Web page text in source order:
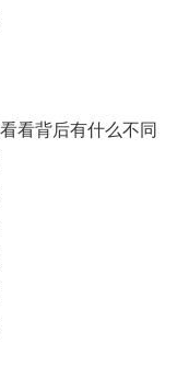
看背后有什么不同